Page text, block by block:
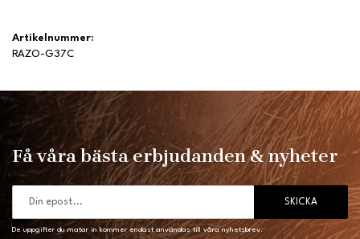
Artikelnummer:
RAZO-G37C
Få våra bästa erbjudanden & nyheter
SKICKA
De uppgifter du matar in kommer endast användas till våra nyhetsbrev.